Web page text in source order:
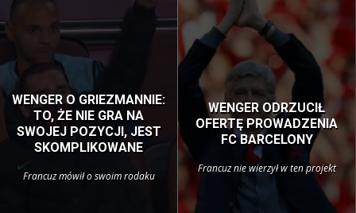
WENGER O GRIEZMANNIE:
TO, ŻE NIE GRA NA
SWOJEJ POZYCJI, JEST
SKOMPLIKOWANE
Francuz mówił o swoim rodaku
WENGER ODRZUCIŁ
OFERTĘ PROWADZENIA
FC BARCELONY
Francuz nie wierzył w ten projekt